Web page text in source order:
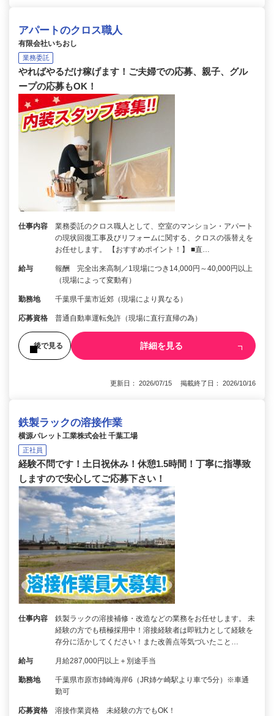
アパートのクロス職人
有限会社いちおし
業務委託
やればやるだけ稼げます！ご夫婦での応募、親子、グル
ープの応募もOK！
仕事内容
業務委託のクロス職人として、空室のマンション・アパート
の現状回復工事及びリフォームに関する、クロスの張替えを
お任せします。 【おすすめポイント！】 ■直…
給与
報酬 完全出来高制／1現場につき14,000円～40,000円以上
（現場によって変動有）
勤務地 千葉県千葉市近郊（現場により異なる）
応募資格 普通自動車運転免許（現場に直行直帰の為）
後で見る 詳細を見る
更新日： 2026/07/15 掲載終了日： 2026/10/16
鉄製ラックの溶接作業
横源パレット工業株式会社 千葉工場
正社員
経験不問です！土日祝休み！休憩1.5時間！丁寧に指導致
しますので安心してご応募下さい！
仕事内容
鉄製ラックの溶接補修・改造などの業務をお任せします。 未
経験の方でも積極採用中！溶接経験者は即戦力として経験を
存分に活かしてください！また改善点等気づいたこと…
給与 月給287,000円以上＋別途手当
勤務地
千葉県市原市姉崎海岸6（JR姉ケ崎駅より車で5分）※車通
勤可
応募資格 溶接作業資格 未経験の方でもOK！